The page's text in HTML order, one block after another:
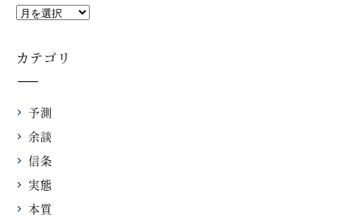
カテゴリ
予測
余談
信条
実態
本質